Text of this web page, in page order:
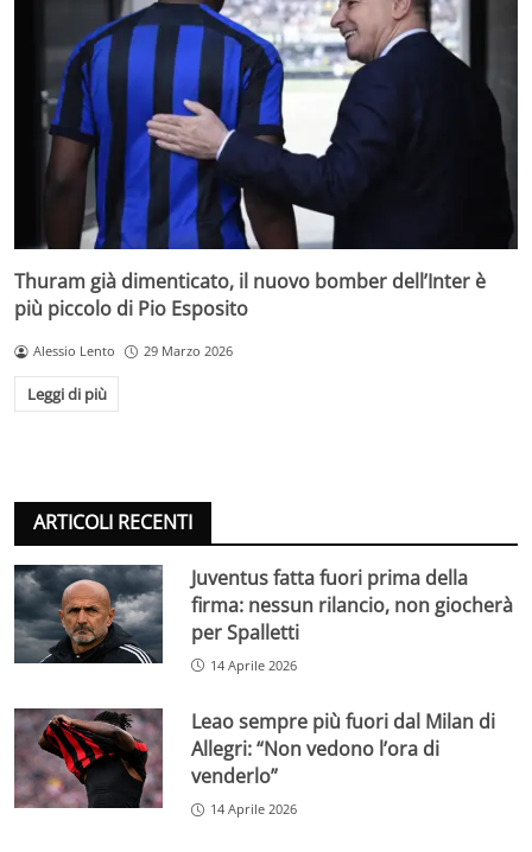
Thuram già dimenticato, il nuovo bomber dell’Inter è
più piccolo di Pio Esposito
Alessio Lento 29 Marzo 2026
Leggi di più
ARTICOLI RECENTI
Juventus fatta fuori prima della
firma: nessun rilancio, non giocherà
per Spalletti
14 Aprile 2026
Leao sempre più fuori dal Milan di
Allegri: “Non vedono l’ora di
venderlo”
14 Aprile 2026